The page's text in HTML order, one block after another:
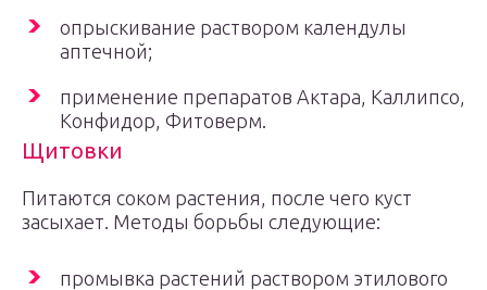
опрыскивание раствором календулы
аптечной;
применение препаратов Актара, Каллипсо,
Конфидор, Фитоверм.
Щитовки
Питаются соком растения, после чего куст
засыхает. Методы борьбы следующие:
промывка растений раствором этилового